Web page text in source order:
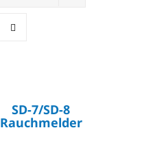
SD-7/SD-8
Rauchmelder